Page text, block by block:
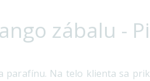
zábalu -
parafínu. Na telo klienta sa